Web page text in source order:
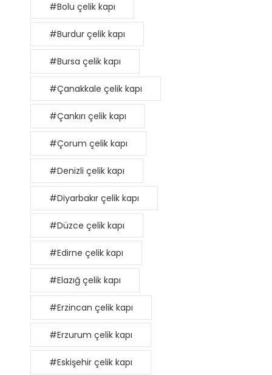
#Bolu çelik kapı
#Burdur çelik kapı
#Bursa çelik kapı
#Çanakkale çelik kapı
#Çankırı çelik kapı
#Çorum çelik kapı
#Denizli çelik kapı
#Diyarbakır çelik kapı
#Düzce çelik kapı
#Edirne çelik kapı
#Elazığ çelik kapı
#Erzincan çelik kapı
#Erzurum çelik kapı
#Eskişehir çelik kapı